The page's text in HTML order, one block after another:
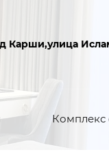
Карши,улица
Комплекс